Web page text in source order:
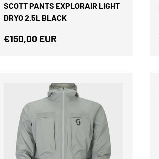
SCOTT PANTS EXPLORAIR LIGHT
DRYO 2.5L BLACK
Precio normal
€150,00 EUR